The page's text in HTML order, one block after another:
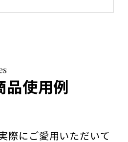
品使用例
際にご愛用いただいて